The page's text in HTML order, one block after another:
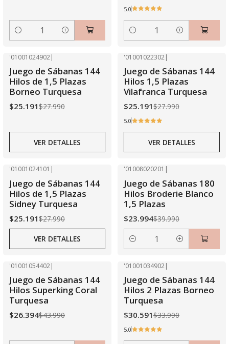
Cantidad
5.0
Cantidad
Agotado
'01001024902|
Juego de Sábanas 144
Hilos de 1,5 Plazas
Borneo Turquesa
$25.191$27.990
VER DETALLES
Agotado
'01001022302|
Juego de Sábanas 144
Hilos 1,5 Plazas
Vilafranca Turquesa
$25.191$27.990
5.0
VER DETALLES
Agotado
'01001024101 |
Juego de Sábanas 144
Hilos de 1,5 Plazas
Sidney Turquesa
$25.191$27.990
VER DETALLES
'01008020201 |
Juego de Sábanas 180
Hilos Broderie Blanco
1,5 Plazas
$23.994$39.990
Cantidad
'01001054402|
Juego de Sábanas 144
Hilos Superking Coral
Turquesa
$26.394$43.990
'01001034902|
Juego de Sábanas 144
Hilos 2 Plazas Borneo
Turquesa
$30.591$33.990
5.0